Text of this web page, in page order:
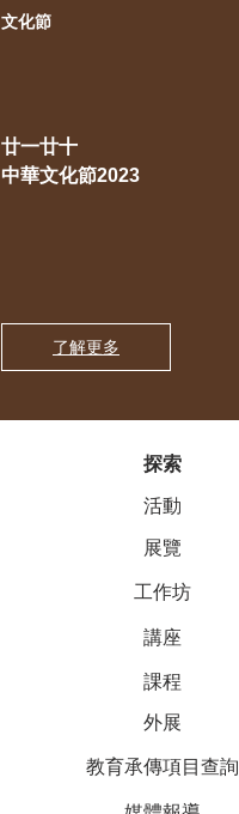
文化節
廿一廿十
中華文化節2023
了解更多
探索
活動
展覽
工作坊
講座
課程
外展
教育承傳項目查詢